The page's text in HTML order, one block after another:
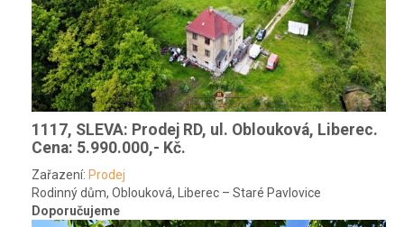
1117, SLEVA: Prodej RD, ul. Oblouková, Liberec.
Cena: 5.990.000,- Kč.
Zařazení: Prodej
Rodinný dům, Oblouková, Liberec – Staré Pavlovice
Doporučujeme